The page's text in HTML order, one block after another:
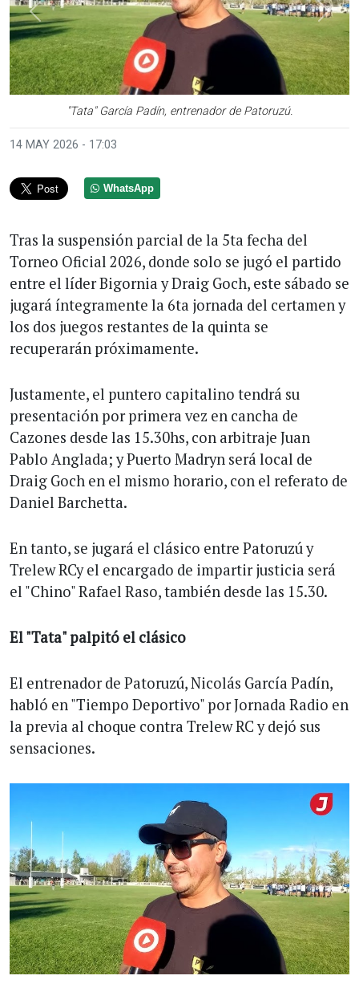
"Tata" García Padín, entrenador de Patoruzú.
Anterior
14 MAY 2026 - 17:03
WhatsApp
Tras la suspensión parcial de la 5ta fecha del
Torneo Oficial 2026, donde solo se jugó el partido
entre el líder Bigornia y Draig Goch, este sábado se
jugará íntegramente la 6ta jornada del certamen y
los dos juegos restantes de la quinta se
recuperarán próximamente.
Justamente, el puntero capitalino tendrá su
presentación por primera vez en cancha de
Cazones desde las 15.30hs, con arbitraje Juan
Pablo Anglada; y Puerto Madryn será local de
Draig Goch en el mismo horario, con el referato de
Daniel Barchetta.
En tanto, se jugará el clásico entre Patoruzú y
Trelew RCy el encargado de impartir justicia será
el "Chino" Rafael Raso, también desde las 15.30.
El "Tata" palpitó el clásico
El entrenador de Patoruzú, Nicolás García Padín,
habló en "Tiempo Deportivo" por Jornada Radio en
la previa al choque contra Trelew RC y dejó sus
sensaciones.